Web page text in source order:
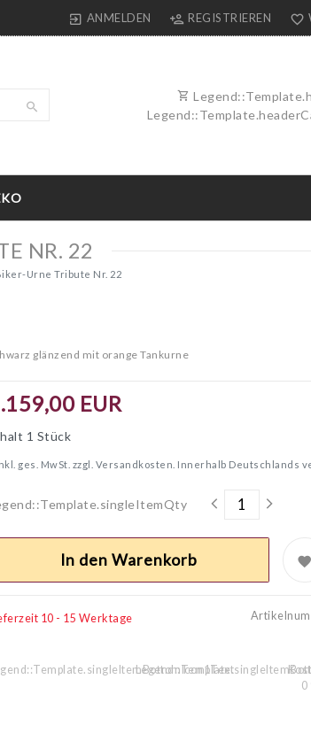
ANMELDEN REGISTRIEREN
NR. 22
Urne Tribute Nr. 22
glänzend mit orange Tankurne
EUR
1 Stück
ges. MwSt. zzgl. Versandkosten. Innerhalb Deutschlands
In den Warenkorb
10 - 15 Werktage
0